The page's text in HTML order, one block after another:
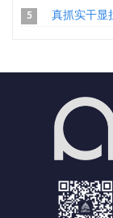
5 真抓实干显担当 助力高